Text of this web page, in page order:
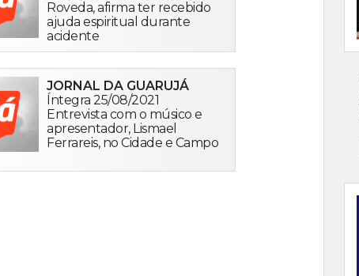
Roveda, afirma ter recebido
ajuda espiritual durante
acidente
JORNAL DA GUARUJÁ
Íntegra 25/08/2021
Entrevista com o músico e
apresentador, Lismael
Ferrareis, no Cidade e Campo